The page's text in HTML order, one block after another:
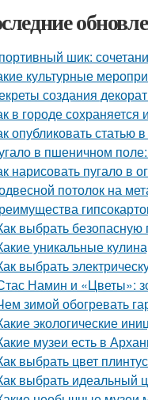
шик:
культурные
создания
в городе сохраняется
опубликовать статью
в пшеничном
нарисовать пугало в
потолок на
выбрать безопасную
уникальные
выбрать
Намин и «Цветы»:
зимой обогревать
экологические
музеи есть в
выбрать цвет
выбрать идеальный